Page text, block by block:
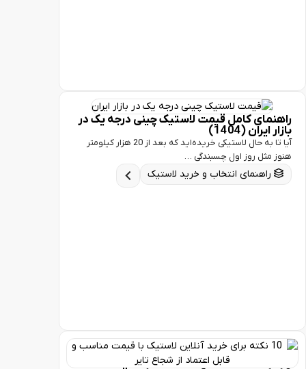
کامل قیمت لاستیک چینی درجه یک در
(1404)
آیا تا به حال لاستیکی خریده‌اید که بعد از 20 هزار کیلومتر
روز اول چسبندگی …
راهنمای انتخاب و خرید لاستیک